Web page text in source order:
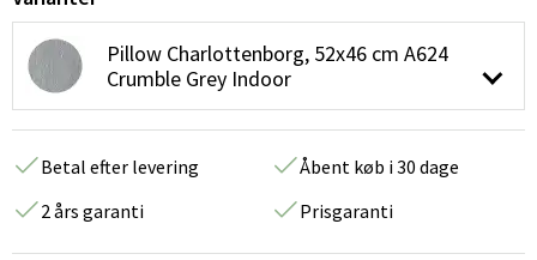
Pillow Charlottenborg, 52x46 cm A624
Crumble Grey Indoor
Betal efter levering
Åbent køb i 30 dage
2 års garanti
Prisgaranti